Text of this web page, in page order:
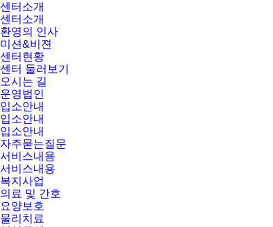
센터소개
센터소개
환영의 인사
미션&비젼
센터현황
센터 둘러보기
오시는 길
운영법인
입소안내
입소안내
입소안내
자주묻는질문
서비스내용
서비스내용
복지사업
의료 및 간호
요양보호
물리치료